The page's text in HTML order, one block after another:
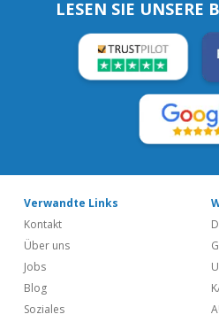
LESEN SIE UNSERE
Verwandte Links
Kontakt
Über uns
Jobs
Blog
Soziales